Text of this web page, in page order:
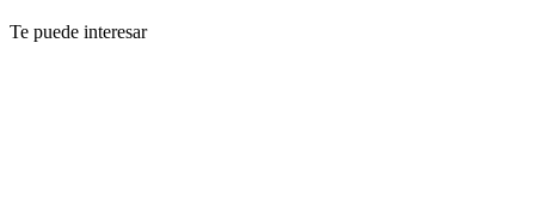
Te puede interesar